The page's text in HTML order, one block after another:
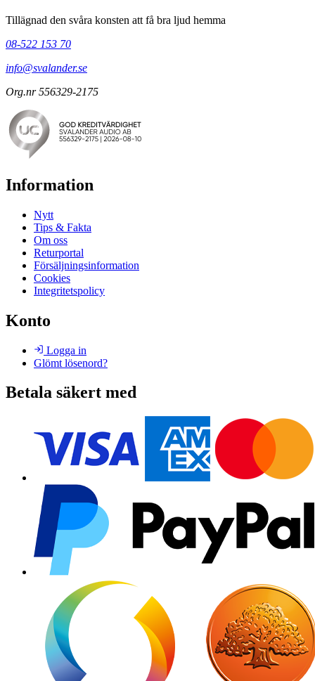
Tillägnad den svåra konsten att få bra ljud hemma
08-522 153 70
info@svalander.se
Org.nr 556329-2175
Information
Nytt
Tips & Fakta
Om oss
Returportal
Försäljningsinformation
Cookies
Integritetspolicy
Konto
Logga in
Glömt lösenord?
Betala säkert med